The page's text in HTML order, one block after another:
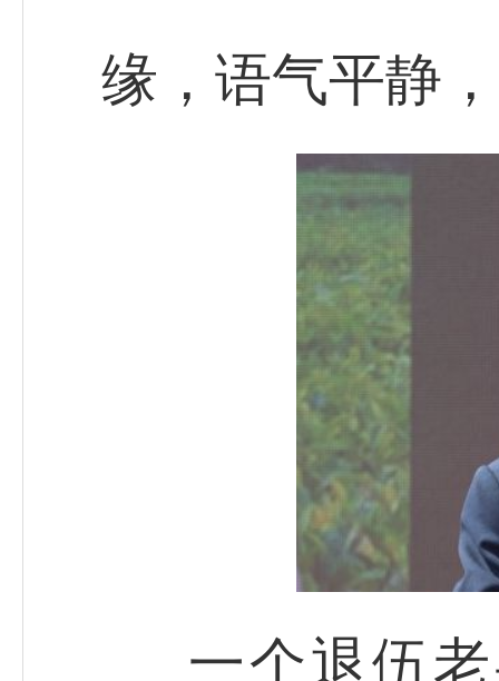
缘，语气平静
一个退伍